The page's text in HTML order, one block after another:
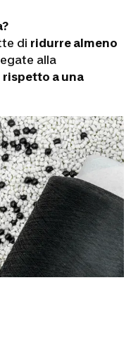
di ridurre almeno
alla
rispetto a una